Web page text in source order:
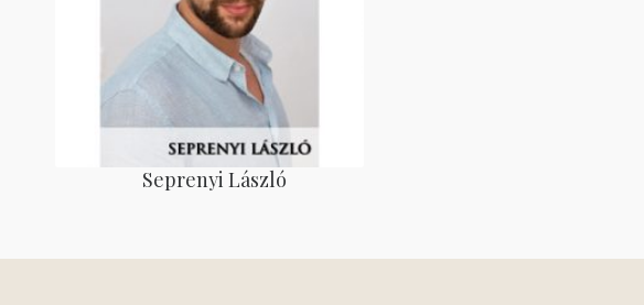
Seprenyi László